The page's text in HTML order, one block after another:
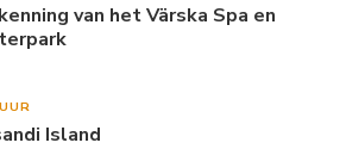
van het Värska Spa en
Island